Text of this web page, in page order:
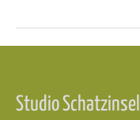
Studio Schatzinsel